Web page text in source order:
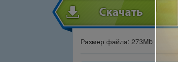
Размер файла: 273Mb